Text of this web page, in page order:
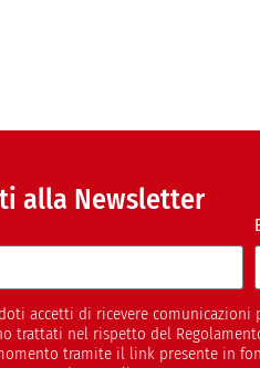
alla Newsletter
accetti di ricevere
trattati nel rispetto del
tramite il link presente in